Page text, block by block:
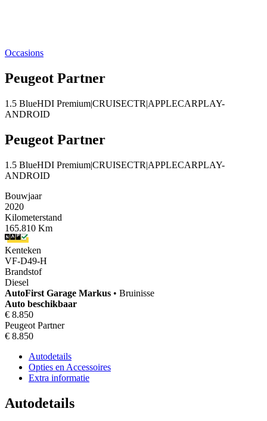
Occasions
Peugeot Partner
1.5 BlueHDI Premium|CRUISECTR|APPLECARPLAY-
ANDROID
Peugeot Partner
1.5 BlueHDI Premium|CRUISECTR|APPLECARPLAY-
ANDROID
Bouwjaar
2020
Kilometerstand
165.810 Km
Kenteken
VF-D49-H
Brandstof
Diesel
AutoFirst Garage Markus • Bruinisse
Auto beschikbaar
€ 8.850
Peugeot Partner
€ 8.850
Autodetails
Opties en Accessoires
Extra informatie
Autodetails